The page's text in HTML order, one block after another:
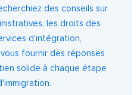
des conseils sur
les droits des
d'intégration,
fournir des réponses
solide à chaque étape